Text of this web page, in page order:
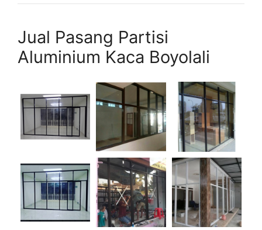
Jual Pasang Partisi
Aluminium Kaca Boyolali